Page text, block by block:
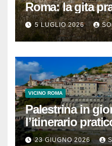
Roma: la gita
vicoli e Terme
5 LUGLIO 2026
VICINO ROMA
Palestrina in
l’itinerario
Santuario,
23 GIUGNO 2026